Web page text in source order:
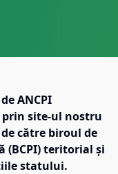
ANCPI
site-ul nostru
către biroul de
(BCPI) teritorial și
statului.